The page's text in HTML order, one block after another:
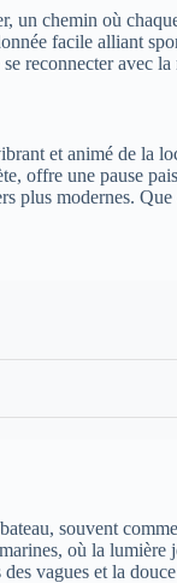
un chemin où
facile alliant
reconnecter avec
et animé de la
offre une pause
modernes.
souvent
où la
vagues et la